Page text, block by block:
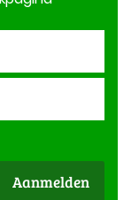
Aanmelden